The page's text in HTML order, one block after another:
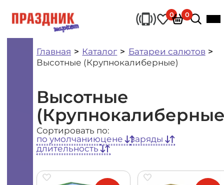
0 0
Главная Каталог
Батареи салютов
Высотные (Крупнокалиберные)
Высотные
Сортировать по:
по умолчаниюцене
заряды
длительность